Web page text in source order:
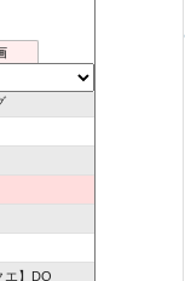
エ】DQ